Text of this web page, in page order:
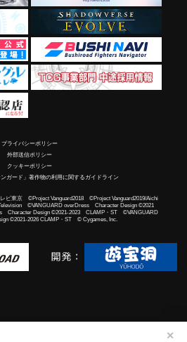
✕
プライバシーポリシー
外部送信ポリシー
クッキーポリシー
ンガード」著作物の利用に関するガイドライン
ビ東京 ©Project Vanguard2018 ©Project Vanguard2019/Aichi
©VANGUARD overDress Character Design ©2021
Character Design ©2021-2023 CLAMP・ST ©VANGUARD
©2021-2026 CLAMP・ST © Cygames, Inc.